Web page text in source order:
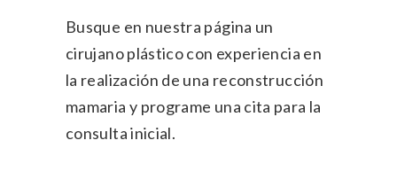
Busque en nuestra página un
cirujano plástico con experiencia en
la realización de una reconstrucción
mamaria y programe una cita para la
consulta inicial.